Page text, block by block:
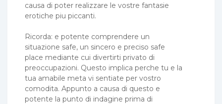
causa di poter realizzare le vostre fantasie
erotiche piu piccanti.
Ricorda: e potente comprendere un
situazione safe, un sincero e preciso safe
place mediante cui divertirti privato di
preoccupazioni. Questo implica perche tu e la
tua amabile meta vi sentiate per vostro
comodita. Appunto a causa di questo e
potente la punto di indagine prima di